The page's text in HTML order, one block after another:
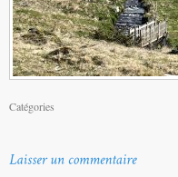
Catégories